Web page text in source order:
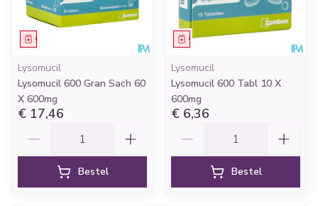
Geneesmiddel
Lysomucil
Lysomucil 600 Gran Sach 60
X 600mg
€ 17,46
Bestel
Geneesmiddel
Lysomucil
Lysomucil 600 Tabl 10 X
600mg
€ 6,36
Bestel